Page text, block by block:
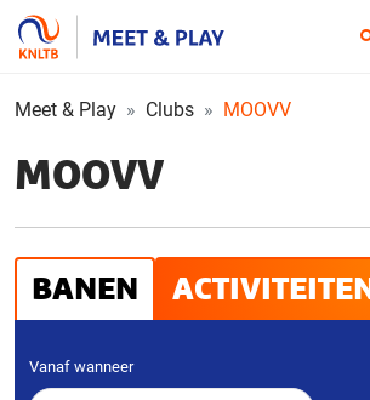
Service
menu
Meet & Play Clubs MOOVV
MOOVV
BANEN ACTIVITEITEN
Vanaf wanneer